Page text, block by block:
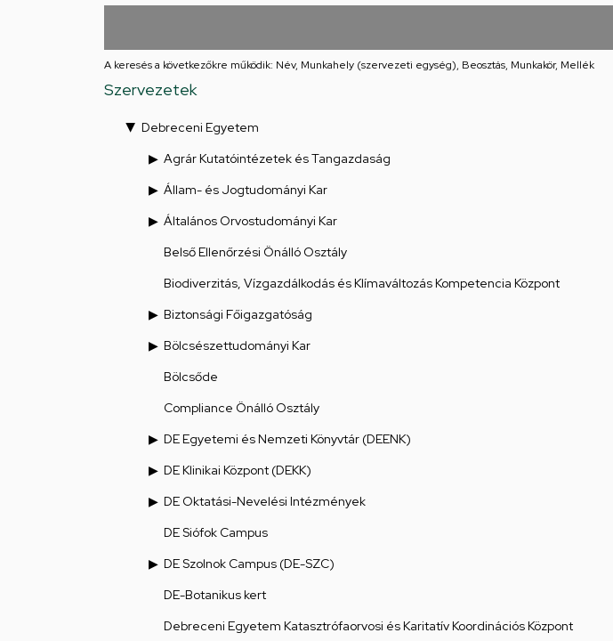
feladatellátási
A keresés a következőkre működik: Név, Munkahely (szervezeti egység), Beosztás, Munkakör, Mellék
Szervezetek
Debreceni Egyetem
Agrár Kutatóintézetek és Tangazdaság
Állam- és Jogtudományi Kar
Általános Orvostudományi Kar
Belső Ellenőrzési Önálló Osztály
Biodiverzitás, Vízgazdálkodás és Klímaváltozás Kompetencia Központ
Biztonsági Főigazgatóság
Bölcsészettudományi Kar
Bölcsőde
Compliance Önálló Osztály
DE Egyetemi és Nemzeti Könyvtár (DEENK)
DE Klinikai Központ (DEKK)
DE Oktatási-Nevelési Intézmények
DE Siófok Campus
DE Szolnok Campus (DE-SZC)
DE-Botanikus kert
Debreceni Egyetem Katasztrófaorvosi és Karitatív Koordinációs Központ